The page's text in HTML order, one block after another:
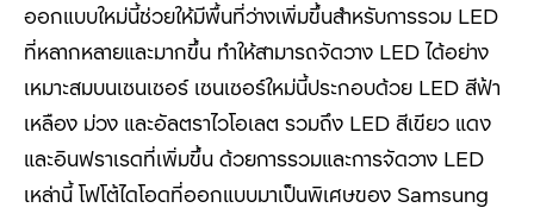
ออกแบบใหม่นี้ช่วยให้มีพื้นที่ว่างเพิ่มขึ้นสำหรับการรวม LED
ที่หลากหลายและมากขึ้น ทำให้สามารถจัดวาง LED ได้อย่าง
เหมาะสมบนเซนเซอร์ เซนเซอร์ใหม่นี้ประกอบด้วย LED สีฟ้า
เหลือง ม่วง และอัลตราไวโอเลต รวมถึง LED สีเขียว แดง
และอินฟราเรดที่เพิ่มขึ้น ด้วยการรวมและการจัดวาง LED
เหล่านี้ โฟโต้ไดโอดที่ออกแบบมาเป็นพิเศษของ Samsung